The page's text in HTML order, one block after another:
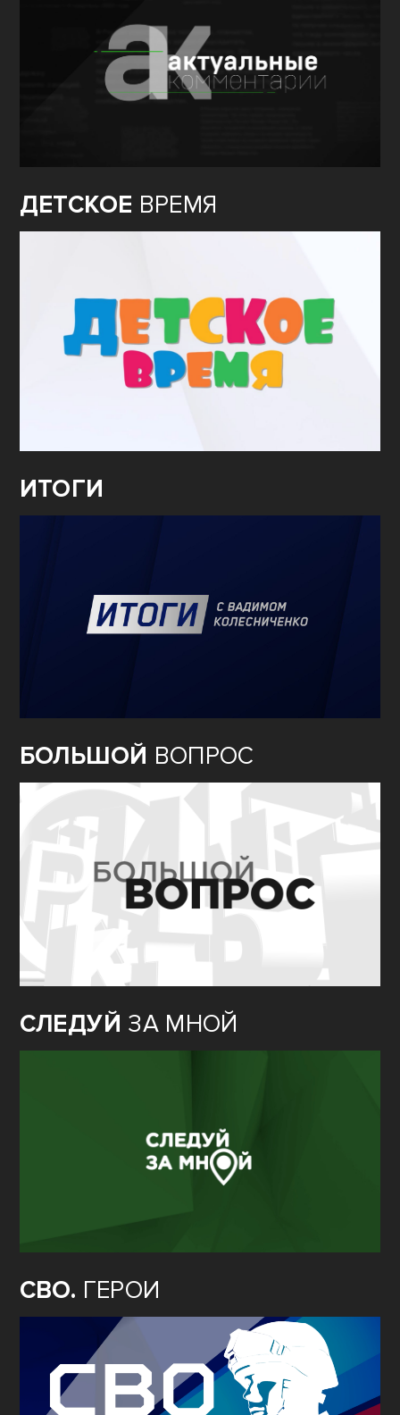
ДЕТСКОЕ ВРЕМЯ
ИТОГИ
БОЛЬШОЙ ВОПРОС
СЛЕДУЙ ЗА МНОЙ
СВО. ГЕРОИ